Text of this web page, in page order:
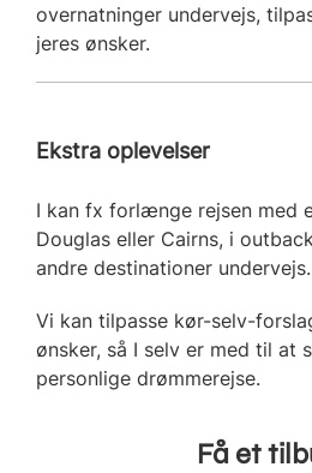
overnatninger undervejs,
jeres ønsker.
Ekstra oplevelser
I kan fx forlænge rejsen med
Douglas eller Cairns, i
andre destinationer undervejs.
Vi kan tilpasse kør-selv-
ønsker, så I selv er med til at
personlige drømmerejse.
Få et